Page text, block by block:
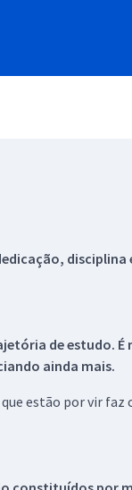
disciplina
de estudo.
ainda mais.
estão por vir faz